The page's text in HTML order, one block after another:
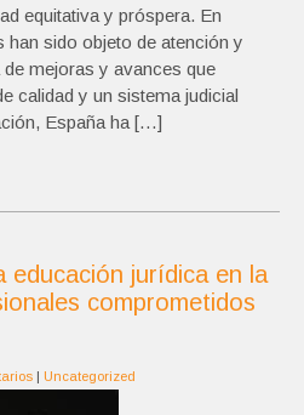
equitativa y próspera. En
sido objeto de atención y
mejoras y avances que
calidad y un sistema judicial
España ha […]
educación jurídica en la
comprometidos
| Uncategorized